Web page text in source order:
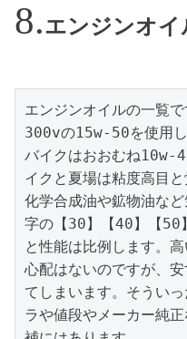
エンジンオイ
エンジンオイルの一覧
300vの15w-50を使用し
バイクはおおむね10w-
イクと夏場は粘度高目
化学合成油や鉱物油な
字の【30】【40】【50
と性能は比例します。
心配はないのですが、
てしまいます。そうい
ラや値段やメーカー純